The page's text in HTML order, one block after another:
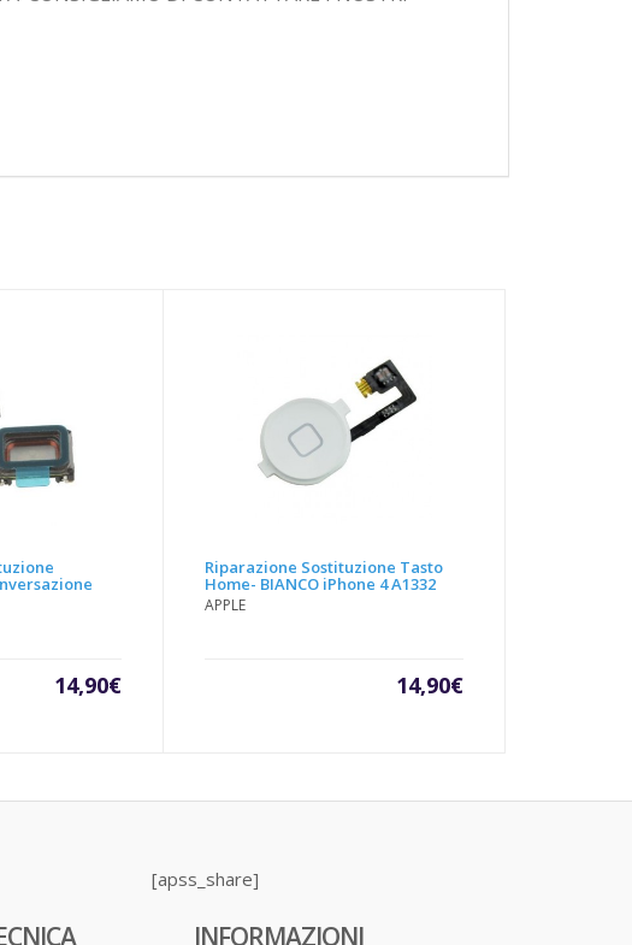
14,90€
Riparazione Sostituzione Tasto
Home- BIANCO iPhone 4 A1332
APPLE
14,90€
[apss_share]
INFORMAZIONI